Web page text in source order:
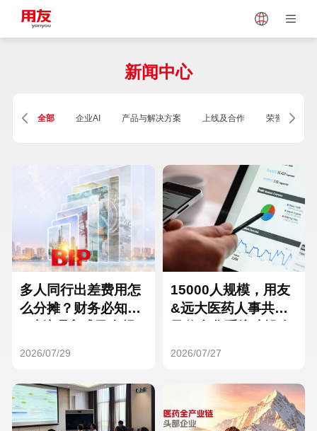
Vietnam
Singapore Malaysia
Thailand
Turkey
Hungary Mexico
Hong Kong Macau
新闻中心
全部 企业AI 产品与解决方案 上线及合作 荣誉及资质
多人同行出差费用怎
么分摊？财务必知的
2026/07/29
15000人规模，用友
&远大医药人事共享
2026/07/27